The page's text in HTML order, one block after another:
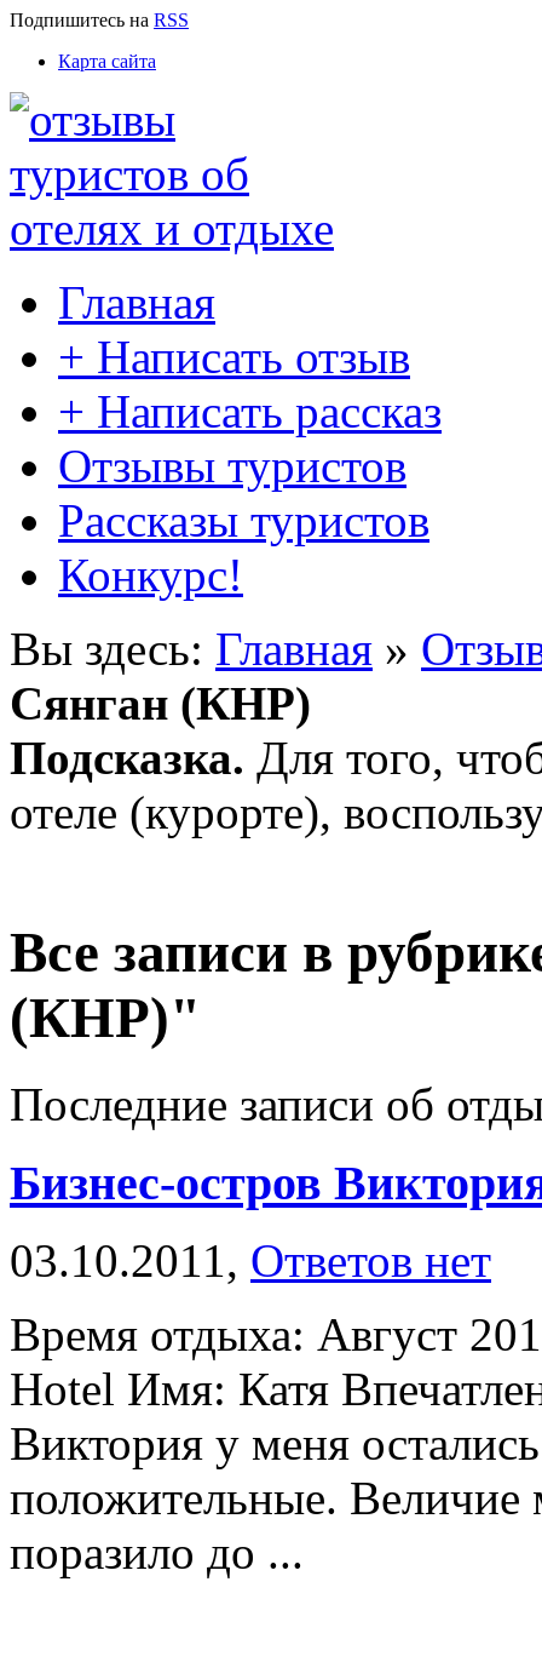
Подпишитесь на RSS
Карта сайта
Главная
+ Написать отзыв
+ Написать рассказ
Отзывы туристов
Рассказы туристов
Конкурс!
Вы здесь: Главная »
Сянган (КНР)
Подсказка. Для того,
отеле (курорте),
Все записи в
(КНР)"
Последние записи об
Бизнес-остров
03.10.2011, Ответов нет
Время отдыха: Август
Hotel Имя: Катя
Виктория у меня
положительные. Величие
поразило до ...